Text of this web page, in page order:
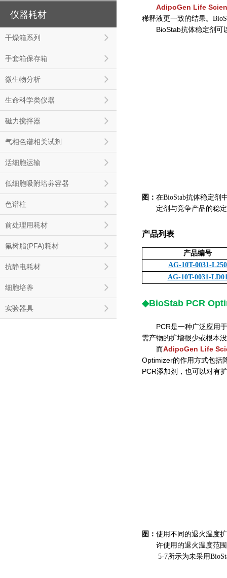
仪器耗材
干燥箱系列
手套箱保存箱
微生物分析
生命科学类仪器
磁力搅拌器
气相色谱相关试剂
活细胞运输
低细胞吸附培养容器
色谱柱
前处理用耗材
氟树脂(PFA)耗材
抗静电耗材
细胞培养
实验器具
AdipoGen Life
稀释液更一致的结果。
BioStab抗体稳定剂可
图： 在BioStab抗体稳定剂
定剂与竞争产品的稳
产品列表
产品编号
AG-10T-0031-L250
AG-10T-0031-
◆BioStab PCR
PCR是一种广泛应用
需产物的扩增很少或根本
而AdipoGen Life
Optimizer的作用方式包括
PCR添加剂，也可以对有
图： 使用不同的退火温度
许使用的退火温度范
5-7所示为未采用